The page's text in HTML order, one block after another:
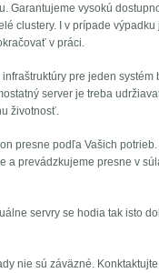
Garantujeme vysokú
clustery. I v prípade
v práci.
pre jeden systém
server je treba
životnosť.
presne podľa Vašich
a prevádzkujeme presne v
servry se hodia tak isto
nie sú záväzné.